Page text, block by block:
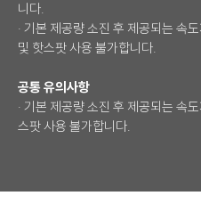
니다.
· 기본 제공량 소진 후 제공되는 속
및 핫스팟 사용 불가합니다.
공통 유의사항
· 기본 제공량 소진 후 제공되는 속
스팟 사용 불가합니다.